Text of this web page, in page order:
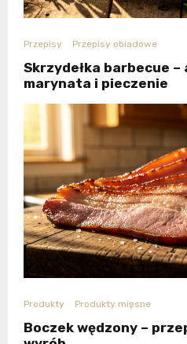
Przepisy Przepisy obiadowe
Skrzydełka barbecue
marynata i pieczenie
Produkty Produkty mięsne
Boczek wędzony –